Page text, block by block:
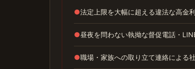
●法定上限を大幅に超える違法な高金利
●昼夜を問わない執拗な督促電話・
●職場・家族への取り立て連絡による